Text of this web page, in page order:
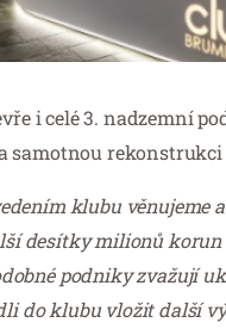
i celé 3. nadzemní
samotnou
klubu věnujeme
desítky milionů
podniky zvažují
do klubu vložit další